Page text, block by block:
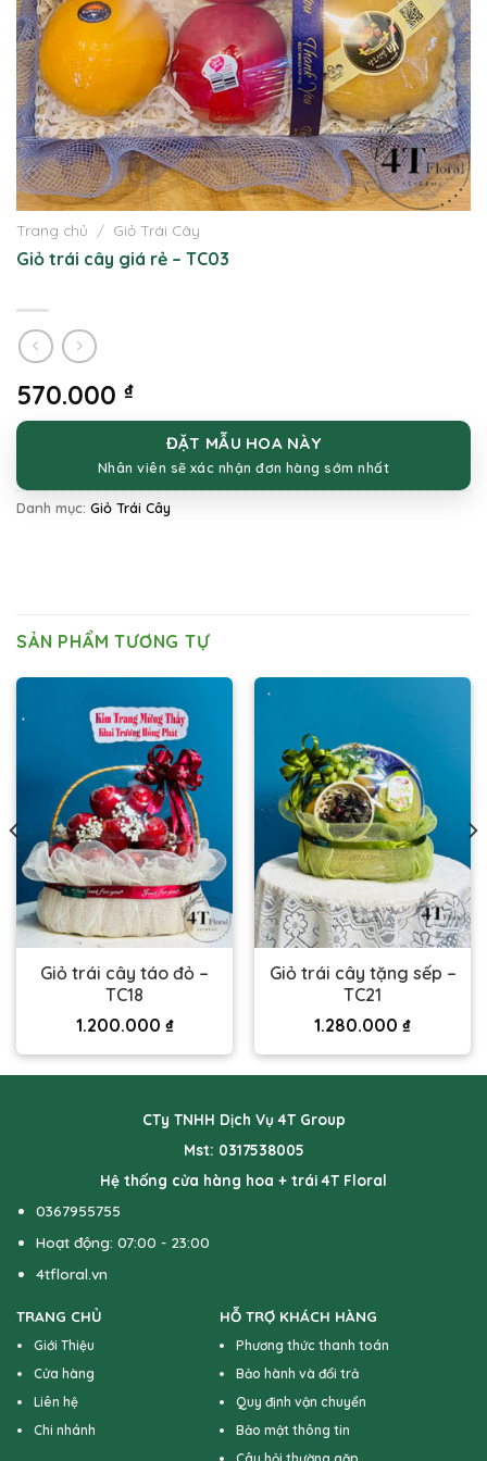
Trang chủ / Giỏ Trái Cây
Giỏ trái cây giá rẻ – TC03
570.000 ₫
ĐẶT MẪU HOA NÀY
Nhân viên sẽ xác nhận đơn hàng sớm nhất
Danh mục: Giỏ Trái Cây
SẢN PHẨM TƯƠNG TỰ
Giỏ trái cây táo đỏ –
TC18
1.200.000 ₫
Giỏ trái cây tặng sếp –
TC21
1.280.000 ₫
CTy TNHH Dịch Vụ 4T Group
Mst: 0317538005
Hệ thống cửa hàng hoa + trái 4T Floral
0367955755
Hoạt động: 07:00 - 23:00
4tfloral.vn
TRANG CHỦ
Giới Thiệu
Cửa hàng
Liên hệ
Chi nhánh
HỖ TRỢ KHÁCH HÀNG
Phương thức thanh toán
Bảo hành và đổi trả
Quy định vận chuyển
Bảo mật thông tin